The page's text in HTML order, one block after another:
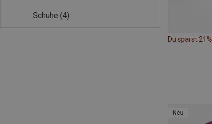
Schuhe (4)
Du sparst 21%
Neu